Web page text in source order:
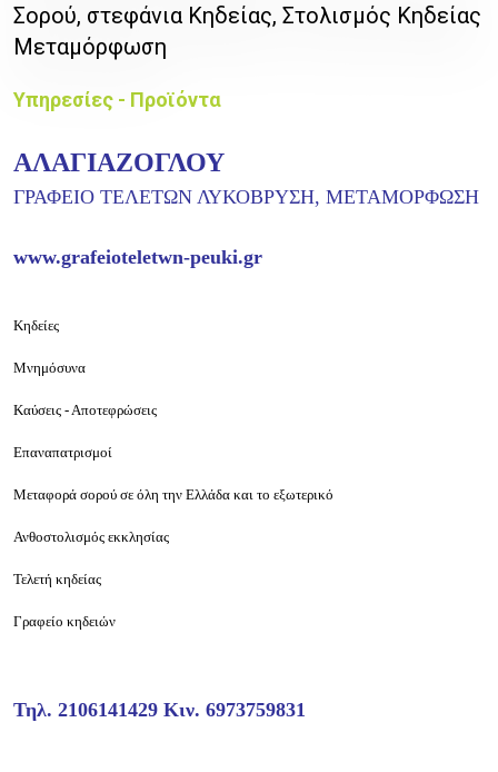
Σορού, στεφάνια Κηδείας, Στολισμός Κηδείας
Μεταμόρφωση
Υπηρεσίες - Προϊόντα
ΑΛΑΓΙΑΖΟΓΛΟΥ
ΓΡΑΦΕΙΟ ΤΕΛΕΤΩΝ ΛΥΚΟΒΡΥΣΗ, ΜΕΤΑΜΟΡΦΩΣΗ
www.grafeioteletwn-peuki.gr
Κηδείες
Μνημόσυνα
Καύσεις - Αποτεφρώσεις
Επαναπατρισμοί
Μεταφορά σορού σε όλη την Ελλάδα και το εξωτερικό
Ανθοστολισμός εκκλησίας
Τελετή κηδείας
Γραφείο κηδειών
Τηλ. 2106141429 Κιν. 6973759831